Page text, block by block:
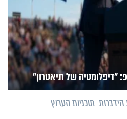
"דיפלומטיה של תיאטרון"
תוכניות הערוץ